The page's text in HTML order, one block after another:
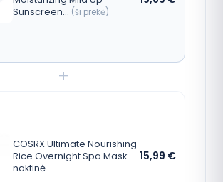
Sunscreen… (ši prekė)
+
COSRX Ultimate Nourishing
Rice Overnight Spa Mask
naktinė…
15,99 €